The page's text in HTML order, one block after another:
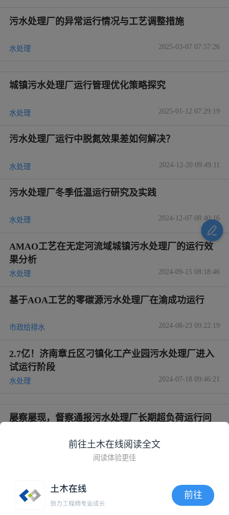
污水处理厂的异常运行情况与工艺调整措施
水处理 2025-03-07 07:57:26
城镇污水处理厂运行管理优化策略探究
水处理 2025-01-12 07:29:19
污水处理厂运行中脱氮效果差如何解决？
水处理 2024-12-20 09:49:11
污水处理厂冬季低温运行研究及实践
水处理 2024-12-07 08:40:16
AMAO工艺在无定河流域城镇污水处理厂的运行效
果分析
水处理 2024-09-15 08:18:46
基于AOA工艺的零碳源污水处理厂在渝成功运行
市政给排水 2024-08-23 09:22:19
2.7亿！济南章丘区刁镇化工产业园污水处理厂进入
试运行阶段
水处理 2024-07-18 09:46:21
屡察屡现，督察通报污水处理厂长期超负荷运行问
2024-07-02 10:12:39
水处理 2024-05-25 06:21:52
前往土木在线阅读全文
阅读体验更佳
前往